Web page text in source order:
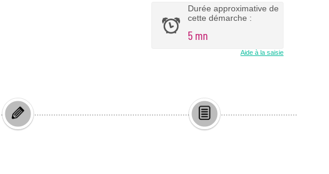
Durée approximative de
cette démarche :
5 mn
Aide à la saisie